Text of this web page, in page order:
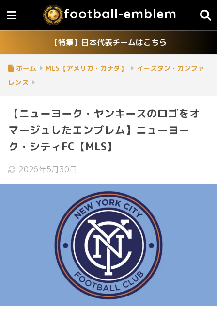
football-emblem
【特集】日本代表チームはこちら
ホーム MLS【アメリカ・カナダ】
イースタン・カンファ
レンス
【ニューヨーク・ヤンキースのロゴをオ
マージュしたエンブレム】ニューヨー
ク・シティFC【MLS】
2026年5月30日